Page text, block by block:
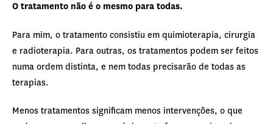
O tratamento não é o mesmo para todas.
Para mim, o tratamento consistiu em quimioterapia, cirurgia
e radioterapia. Para outras, os tratamentos podem ser feitos
numa ordem distinta, e nem todas precisarão de todas as
terapias.
Menos tratamentos significam menos intervenções, o que